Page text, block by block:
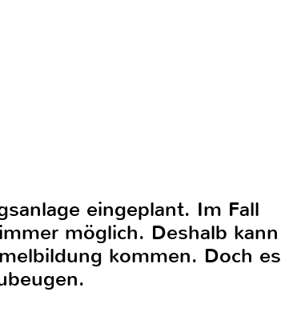
eingeplant. Im Fall
möglich. Deshalb kann
kommen. Doch es